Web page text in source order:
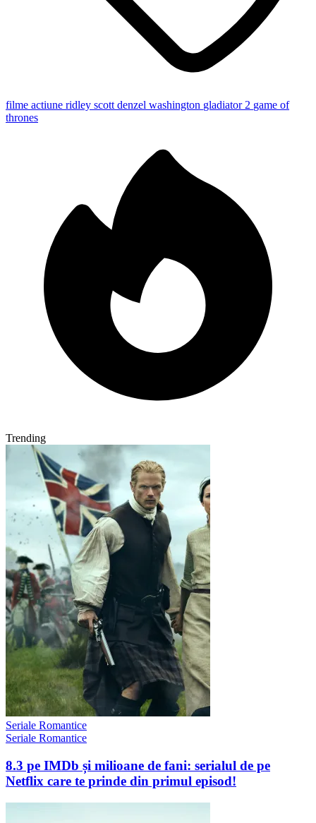
filme actiune ridley scott denzel washington gladiator 2 game of
thrones
Trending
Seriale Romantice
Seriale Romantice
8.3 pe IMDb și milioane de fani: serialul de pe
Netflix care te prinde din primul episod!